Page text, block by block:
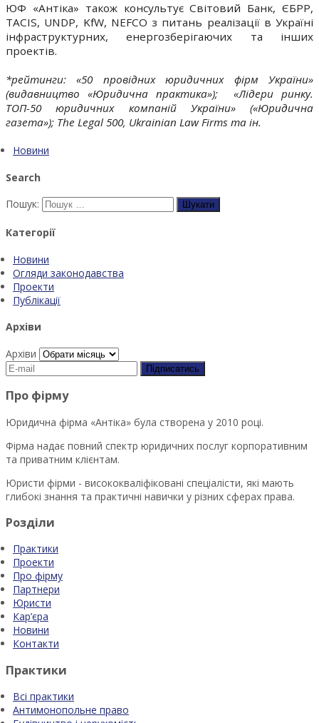
ЮФ «Антіка» також консультує Світовий Банк, ЄБРР,
TACIS, UNDP, KfW, NEFCO з питань реалізації в Україні
інфраструктурних, енергозберігаючих та інших
проектів.
*рейтинги: «50 провідних юридичних фірм України»
(видавництво «Юридична практика»);
«Лідери ринку.
ТОП-50 юридичних компаній України» («Юридична
газета»); The Legal 500, Ukrainian Law Firms та ін.
Новини
Search
Пошук:
Категорії
Новини
Огляди законодавства
Проекти
Публікації
Архіви
Архіви
Про фірму
Юридична фірма «Антіка» була створена у 2010 році.
Фірма надає повний спектр юридичних послуг корпоративним
та приватним клієнтам.
Юристи фірми - висококваліфіковані спеціалісти, які мають
глибокі знання та практичні навички у різних сферах права.
Розділи
Практики
Проекти
Про фірму
Партнери
Юристи
Кар’єра
Новини
Контакти
Практики
Всі практики
Антимонопольне право